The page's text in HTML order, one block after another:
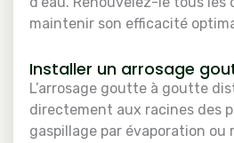
maintenir son efficacité
Installer un arrosage
L’arrosage goutte à goutte
directement aux racines des
gaspillage par évaporation ou